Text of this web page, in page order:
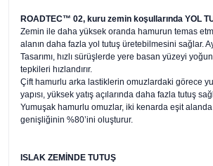
ROADTEC™ 02, kuru zemin koşullarında YOL
Zemin ile daha yüksek oranda hamurun temas
alanın daha fazla yol tutuş üretebilmesini sağlar.
Tasarımı, hızlı sürüşlerde yere basan yüzeyi
tepkileri hızlandırır.
Çift hamurlu arka lastiklerin omuzlardaki görece
yapısı, yüksek yatış açılarında daha fazla tutuş
Yumuşak hamurlu omuzlar, iki kenarda eşit
genişliğinin %80’ini oluşturur.
ISLAK ZEMİNDE TUTUŞ